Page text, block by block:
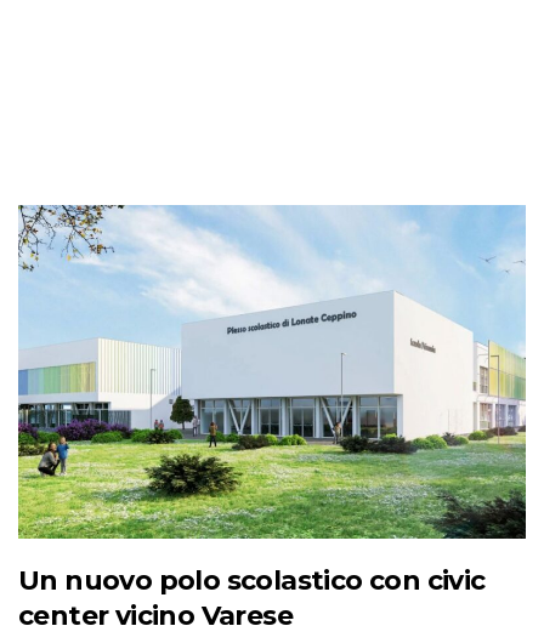
Un nuovo polo scolastico con civic
center vicino Varese